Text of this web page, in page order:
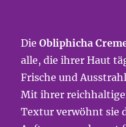
DieObliphicha
alle, die ihrer Haut
Frische und
Mit ihrer
Textur verwöhnt sie